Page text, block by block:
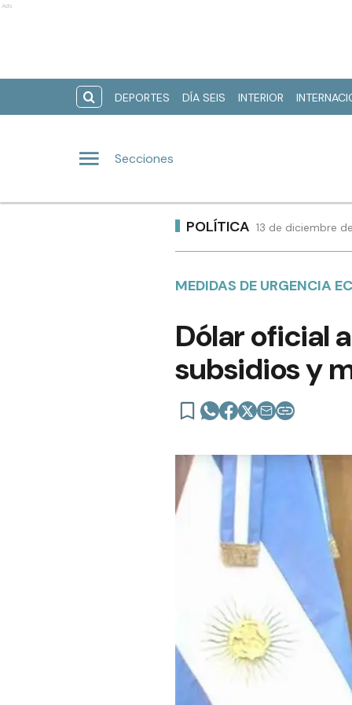
Ads
DEPORTES DÍA SEIS INTERIOR
Secciones
POLÍTICA 13 de diciembre
MEDIDAS DE URGENCIA
Dólar oficial
subsidios y